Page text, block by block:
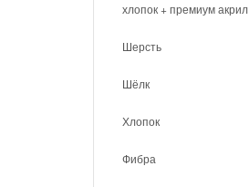
хлопок + премиум акрил
Шерсть
Шёлк
Хлопок
Фибра